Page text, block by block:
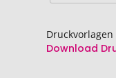
Download